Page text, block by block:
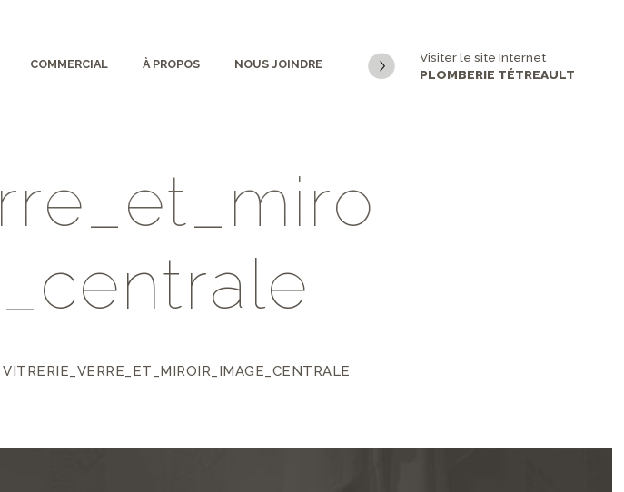
COMMERCIAL À PROPOS NOUS JOINDRE
Visiter le site Internet
PLOMBERIE TÉTREAULT
rre et miro
centrale
VITRERIE_VERRE_ET_MIROIR_IMAGE_CENTRALE